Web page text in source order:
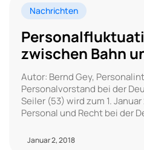
Nachrichten
zwischen Bahn
Autor: Bernd Gey,
Personalvorstand bei der
Seiler (53) wird zum 1.
Personal und Recht bei der
Januar 2, 2018